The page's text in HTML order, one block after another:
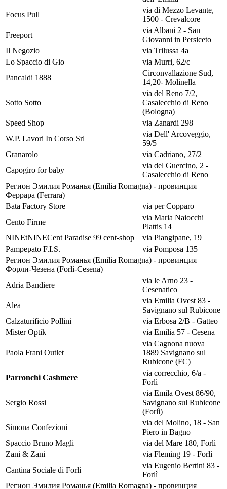
Focus Pull
via di Mezzo Levante,
1500 - Crevalcore
Freeport
via Albani 2 - San
Giovanni in Persiceto
Il Negozio
via Trilussa 4a
Lo Spaccio di Gio
via Murri, 62/c
Pancaldi 1888
Circonvallazione Sud,
14,20- Molinella
Sotto Sotto
via del Reno 7/2,
Casalecchio di Reno
(Bologna)
Speed Shop
via Zanardi 298
W.P. Lavori In Corso Srl
via Dell' Arcoveggio,
59/5
Granarolo
via Cadriano, 27/2
Capogiro for baby
via del Guercino, 2 -
Casalecchio di Reno
Регион Эмилия Романья (Emilia Romagna) - провинция
Феррара (Ferrara)
Bata Factory Store
via per Copparo
Cento Firme
via Maria Naiocchi
Plattis 14
NINEtNINECent Paradise 99 cent-shop
via Piangipane, 19
Pampepato F.I.S.
via Pomposa 135
Регион Эмилия Романья (Emilia Romagna) - провинция
Форли-Чезена (Forlì-Cesena)
Adria Bandiere
via le Arno 23 -
Cesenatico
Alea
via Emilia Ovest 83 -
Savignano sul Rubicone
Calzaturificio Pollini
via Erbosa 2/B - Gatteo
Mister Optik
via Emilia 57 - Cesena
Paola Frani Outlet
via Cagnona nuova
1889 Savignano sul
Rubicone (FC)
Parronchi Cashmere
via correcchio, 6/a -
Forlì
Sergio Rossi
via Emila Ovest 86/90,
Savignano sul Rubicone
(Forlì)
Simona Confezioni
via del Molino, 18 - San
Piero in Bagno
Spaccio Bruno Magli
via del Mare 180, Forlì
Zani & Zani
via Fleming 19 - Forlì
Cantina Sociale di Forlì
via Eugenio Bertini 83 -
Forlì
Регион Эмилия Романья (Emilia Romagna) - провинция